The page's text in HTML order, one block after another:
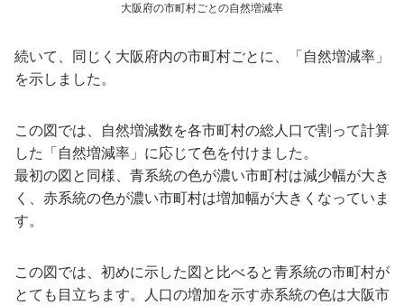
大阪府の市町村ごとの自然増減率
続いて、同じく大阪府内の市町村ごとに、「自然増減率」
を示しました。
この図では、自然増減数を各市町村の総人口で割って計算
した「自然増減率」に応じて色を付けました。
最初の図と同様、青系統の色が濃い市町村は減少幅が大き
く、赤系統の色が濃い市町村は増加幅が大きくなっていま
す。
この図では、初めに示した図と比べると青系統の市町村が
とても目立ちます。人口の増加を示す赤系統の色は大阪市